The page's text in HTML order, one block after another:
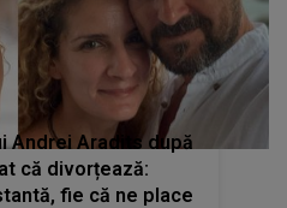
Andrei Aradits după
că divorțează:
fie că ne place